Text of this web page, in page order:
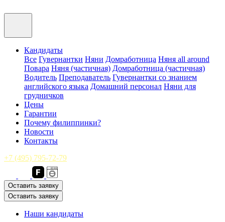
Кандидаты
Все Гувернантки Няни Домработница Няня all around
Повара Няня (частичная) Домработница (частичная)
Водитель Преподаватель Гувернантки со знанием
английского языка Домашний персонал Няни для
грудничков
Цены
Гарантии
Почему филиппинки?
Новости
Контакты
+7 (495) 795-72-79
Оставить заявку
Оставить заявку
Наши кандидаты